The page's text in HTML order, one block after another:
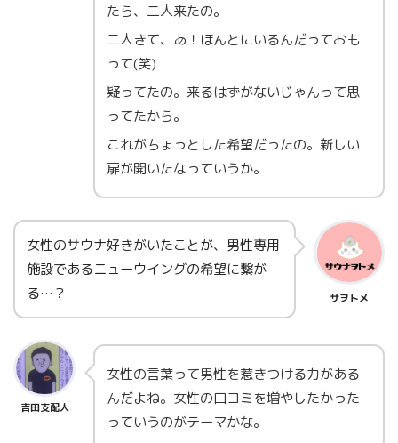
たら、二人来たの。
二人きて、あ！ほんとにいるんだっておも
って(笑)
疑ってたの。来るはずがないじゃんって思
ってたから。
これがちょっとした希望だったの。新しい
扉が開いたなっていうか。
女性のサウナ好きがいたことが、男性専用
施設であるニューウイングの希望に繋が
る…？
サヲトメ
吉田支配人
女性の言葉って男性を惹きつける力がある
んだよね。女性の口コミを増やしたかった
っていうのがテーマかな。